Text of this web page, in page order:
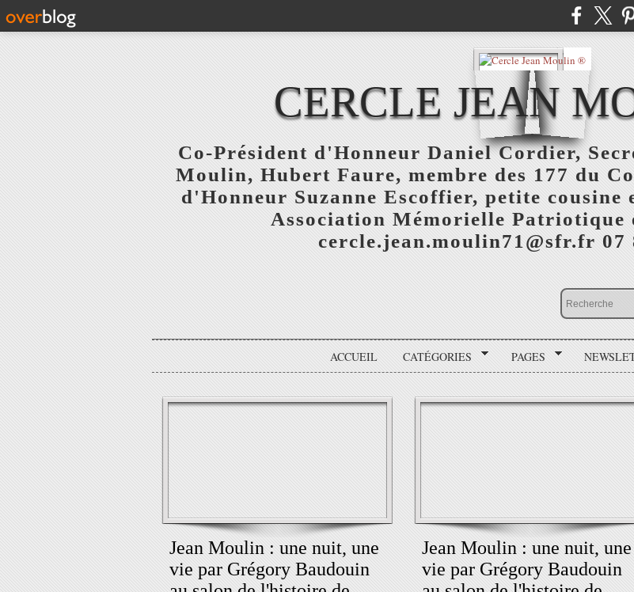
CERCLE JEAN
Co-Président d'Honneur Daniel Cordier,
Moulin, Hubert Faure, membre des 177 du
d'Honneur Suzanne Escoffier, petite
Association Mémorielle Patriotique
cercle.jean.moulin71@sfr.fr 07
ACCUEIL CATÉGORIES PAGES
Jean Moulin : une nuit, une
vie par Grégory Baudouin
Jean Moulin : une nuit, une
vie par Grégory Baudouin